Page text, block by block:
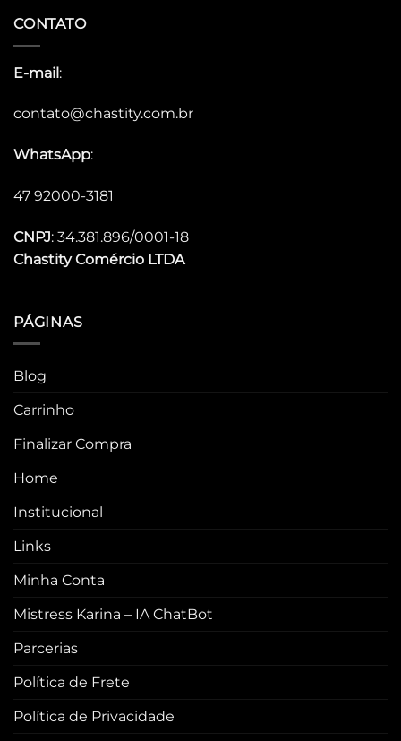
CONTATO
E-mail:
contato@chastity.com.br
WhatsApp:
47 92000-3181
CNPJ: 34.381.896/0001-18
Chastity Comércio LTDA
PÁGINAS
Blog
Carrinho
Finalizar Compra
Home
Institucional
Links
Minha Conta
Mistress Karina – IA ChatBot
Parcerias
Política de Frete
Política de Privacidade